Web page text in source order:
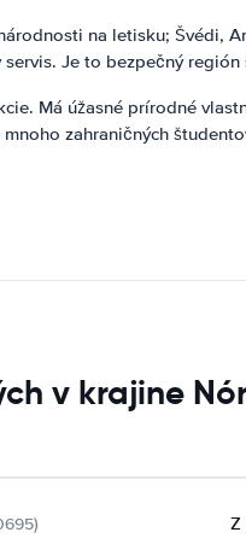
na letisku; Švédi,
Je to bezpečný
Má úžasné prírodné
zahraničných
v krajine
Z